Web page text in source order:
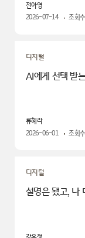
전아영
2026-07-14
조회수
디지털
AI에게 선택 받
류혜라
2026-06-01
조회수
디지털
설명은 됐고,